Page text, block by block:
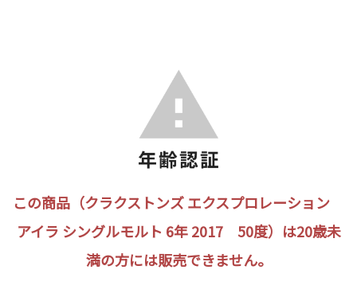
この商品（クラクストンズ エクスプロレーション
アイラ シングルモルト 6年 2017 50度）は20歳未
満の方には販売できません。